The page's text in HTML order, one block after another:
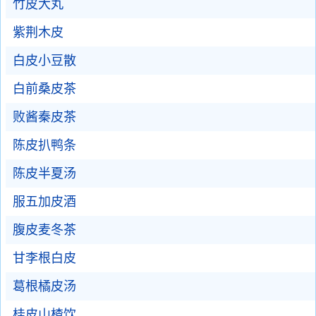
竹皮大丸
紫荆木皮
白皮小豆散
白前桑皮茶
败酱秦皮茶
陈皮扒鸭条
陈皮半夏汤
服五加皮酒
腹皮麦冬茶
甘李根白皮
葛根橘皮汤